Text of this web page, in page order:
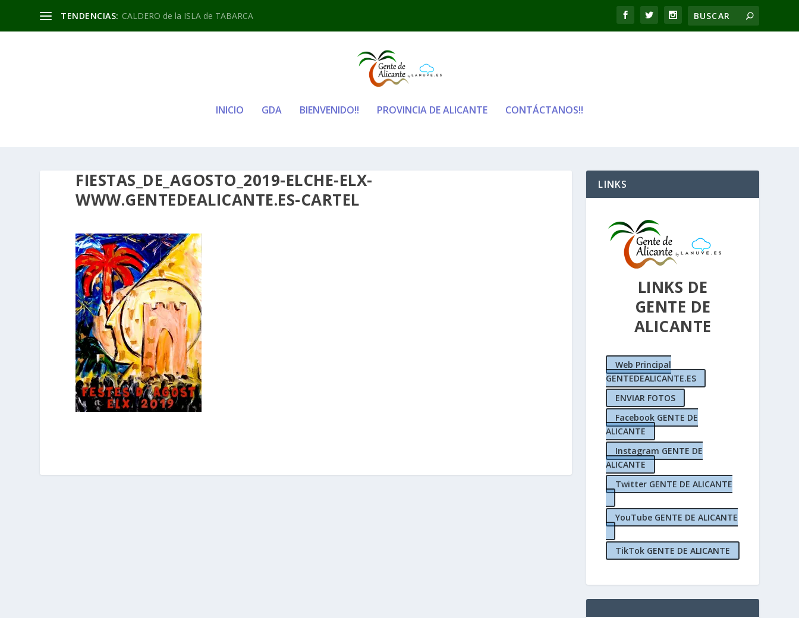
TENDENCIAS: CALDERO de la ISLA de TABARCA
INICIO GDA BIENVENIDO!! PROVINCIA DE ALICANTE CONTÁCTANOS!!
FIESTAS_DE_AGOSTO_2019-ELCHE-ELX-
WWW.GENTEDEALICANTE.ES-CARTEL
LINKS
LINKS DE
GENTE DE
ALICANTE
Web Principal
GENTEDEALICANTE.ES
ENVIAR FOTOS
Facebook GENTE DE
ALICANTE
Instagram GENTE DE
ALICANTE
Twitter GENTE DE ALICANTE
YouTube GENTE DE ALICANTE
TikTok GENTE DE ALICANTE